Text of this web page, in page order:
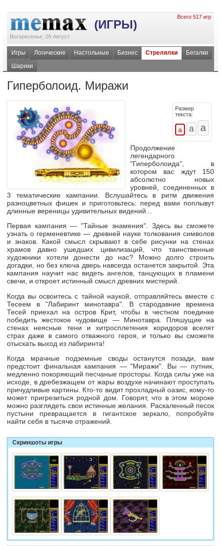
(ИГРЫ)
Воскресенье, 09 Август
Всего 517 игр
Игры Логические Настольные Бизнес Стрелялки
Бегалки
Шарики
Гиперболоид. Миражи
Размер
текста:
Продолжение
легендарного
"Гиперболоида", в
котором вас ждут 150
абсолютно новых
уровней, соединенных в
3 тематические кампании. Вслушайтесь в ритм движения
разноцветных фишек и приготовьтесь: перед вами поплывут
длинные вереницы удивительных видений...
Первая кампания — "Тайные знамения". Здесь вы сможете
узнать о герменевтике — древней науке толкования символов
и знаков. Какой смысл скрывают в себе рисунки на стенах
храмов давно ушедших цивилизаций, что таинственные
художники хотели донести до нас? Можно долго строить
догадки, но без ключа дверь навсегда останется закрытой. Эта
кампания научит нас видеть ангелов, танцующих в пламени
свечи, и откроет истинный смысл древних мистерий.
Когда вы освоитесь с тайной наукой, отправляйтесь вместе с
Тесеем в "Лабиринт минотавра". В стародавние времена
Тесей приехал на остров Крит, чтобы в честном поединке
победить жестокое чудовище — Минотавра. Пляшущие на
стенах неясные тени и хитросплетения коридоров вселят
страх даже в самого отважного героя, и только вы сможете
отыскать выход из лабиринта!
Когда мрачные подземные своды останутся позади, вам
предстоит финальная кампания — "Миражи". Вы — путник,
медленно покоряющий песчаные просторы. Когда силы уже на
исходе, в дребезжащем от жары воздухе начинают проступать
причудливые картины. Кто-то видит прохладный оазис, кому-то
может пригрезиться родной дом. Говорят, что в этом мороке
можно разглядеть свои истинные желания. Раскаленный песок
пустыни превращается в гигантское зеркало, попробуйте
найти себя в тысяче отражений.
Скриншоты игры